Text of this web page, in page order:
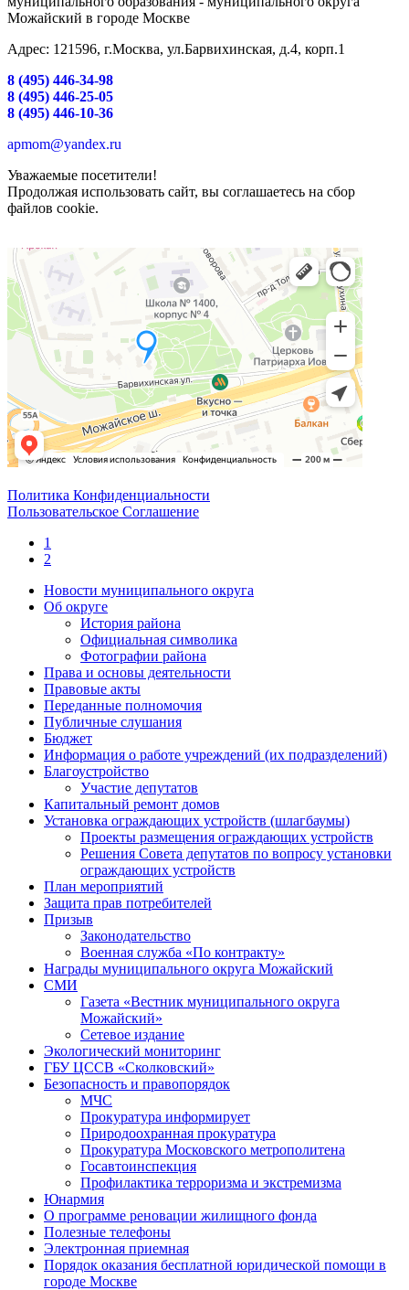
Можайский в городе Москве
Адрес: 121596, г.Москва, ул.Барвихинская, д.4, корп.1
8 (495) 446-34-98
8 (495) 446-25-05
8 (495) 446-10-36
apmom@yandex.ru
Уважаемые посетители!
Продолжая использовать сайт, вы соглашаетесь на сбор
файлов cookie.
Политика Конфиденциальности
Пользовательское Соглашение
1
2
Новости муниципального округа
Об округе
История района
Официальная символика
Фотографии района
Права и основы деятельности
Правовые акты
Переданные полномочия
Публичные слушания
Бюджет
Информация о работе учреждений (их подразделений)
Благоустройство
Участие депутатов
Капитальный ремонт домов
Установка ограждающих устройств (шлагбаумы)
Проекты размещения ограждающих устройств
Решения Совета депутатов по вопросу установки
ограждающих устройств
План мероприятий
Защита прав потребителей
Призыв
Законодательство
Военная служба «По контракту»
Награды муниципального округа Можайский
СМИ
Газета «Вестник муниципального округа
Можайский»
Сетевое издание
Экологический мониторинг
ГБУ ЦССВ «Сколковский»
Безопасность и правопорядок
МЧС
Прокуратура информирует
Природоохранная прокуратура
Прокуратура Московского метрополитена
Госавтоинспекция
Профилактика терроризма и экстремизма
Юнармия
О программе реновации жилищного фонда
Полезные телефоны
Электронная приемная
Порядок оказания бесплатной юридической помощи в
городе Москве